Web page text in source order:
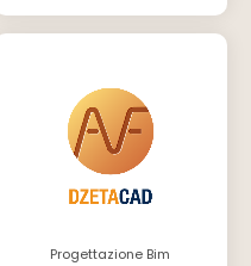
Progettazione Bim